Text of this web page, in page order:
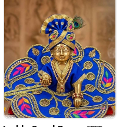
ग्रेसफुल वाटतं.